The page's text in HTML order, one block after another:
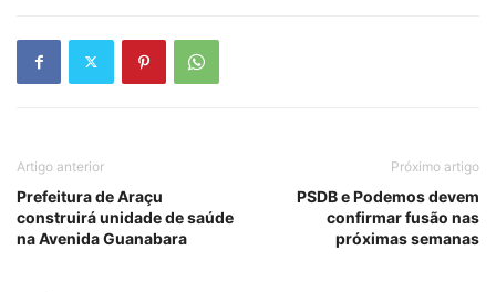
Artigo anterior
Prefeitura de Araçu
construirá unidade de saúde
na Avenida Guanabara
Próximo artigo
PSDB e Podemos devem
confirmar fusão nas
próximas semanas